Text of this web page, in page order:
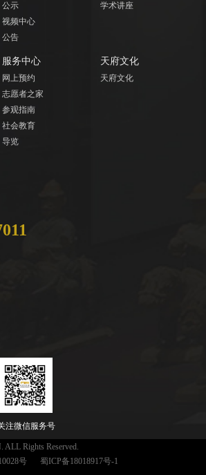
公示
视频中心
公告
学术讲座
服务中心
网上预约
志愿者之家
参观指南
社会教育
导览
天府文化
天府文化
注微信服务号
ALL Rights Reserved.
号
蜀ICP备18018917号-1